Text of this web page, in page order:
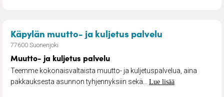
Käpylän muutto- ja kuljetus palvelu
77600 Suonenjoki
Muutto- ja kuljetus palvelu
Teemme kokonaisvaltaista muutto- ja kuljetuspalvelua, aina
pakkauksesta asunnon tyhjennyksiin sekä... Lue lisää